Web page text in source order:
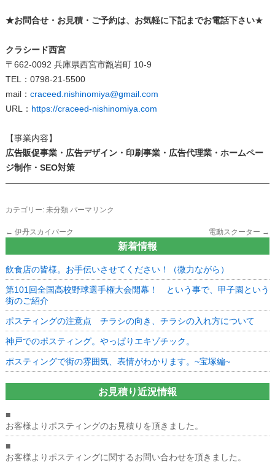
★お問合せ・お見積・ご予約は、お気軽に下記までお電話下さい★
クラシード西宮
〒662-0092 兵庫県西宮市甑岩町 10-9
TEL：0798-21-5500
mail： craceed.nishinomiya@gmail.com
URL： https://craceed-nishinomiya.com
【事業内容】
広告販促事業・広告デザイン・印刷事業・広告代理業・ホームペー
ジ制作・SEO対策
カテゴリー: 未分類 パーマリンク
← 伊丹スカイパーク 電動スクーター →
新着情報
飲食店の皆様。お手伝いさせてください！（微力ながら）
第101回全国高校野球選手権大会開幕！ という事で、甲子園という
街のご紹介
ポスティングの注意点 チラシの向き、チラシの入れ方について
神戸でのポスティング。やっぱりエキゾチック。
ポスティングで街の雰囲気、表情がわかります。~宝塚編~
お見積り近況情報
■
お客様よりポスティングのお見積りを頂きました。
■
お客様よりポスティングに関するお問い合わせを頂きました。